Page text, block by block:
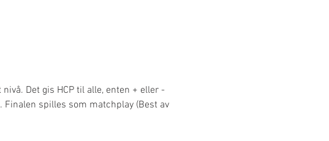
Det gis HCP til alle, enten + eller -
Finalen spilles som matchplay (Best av